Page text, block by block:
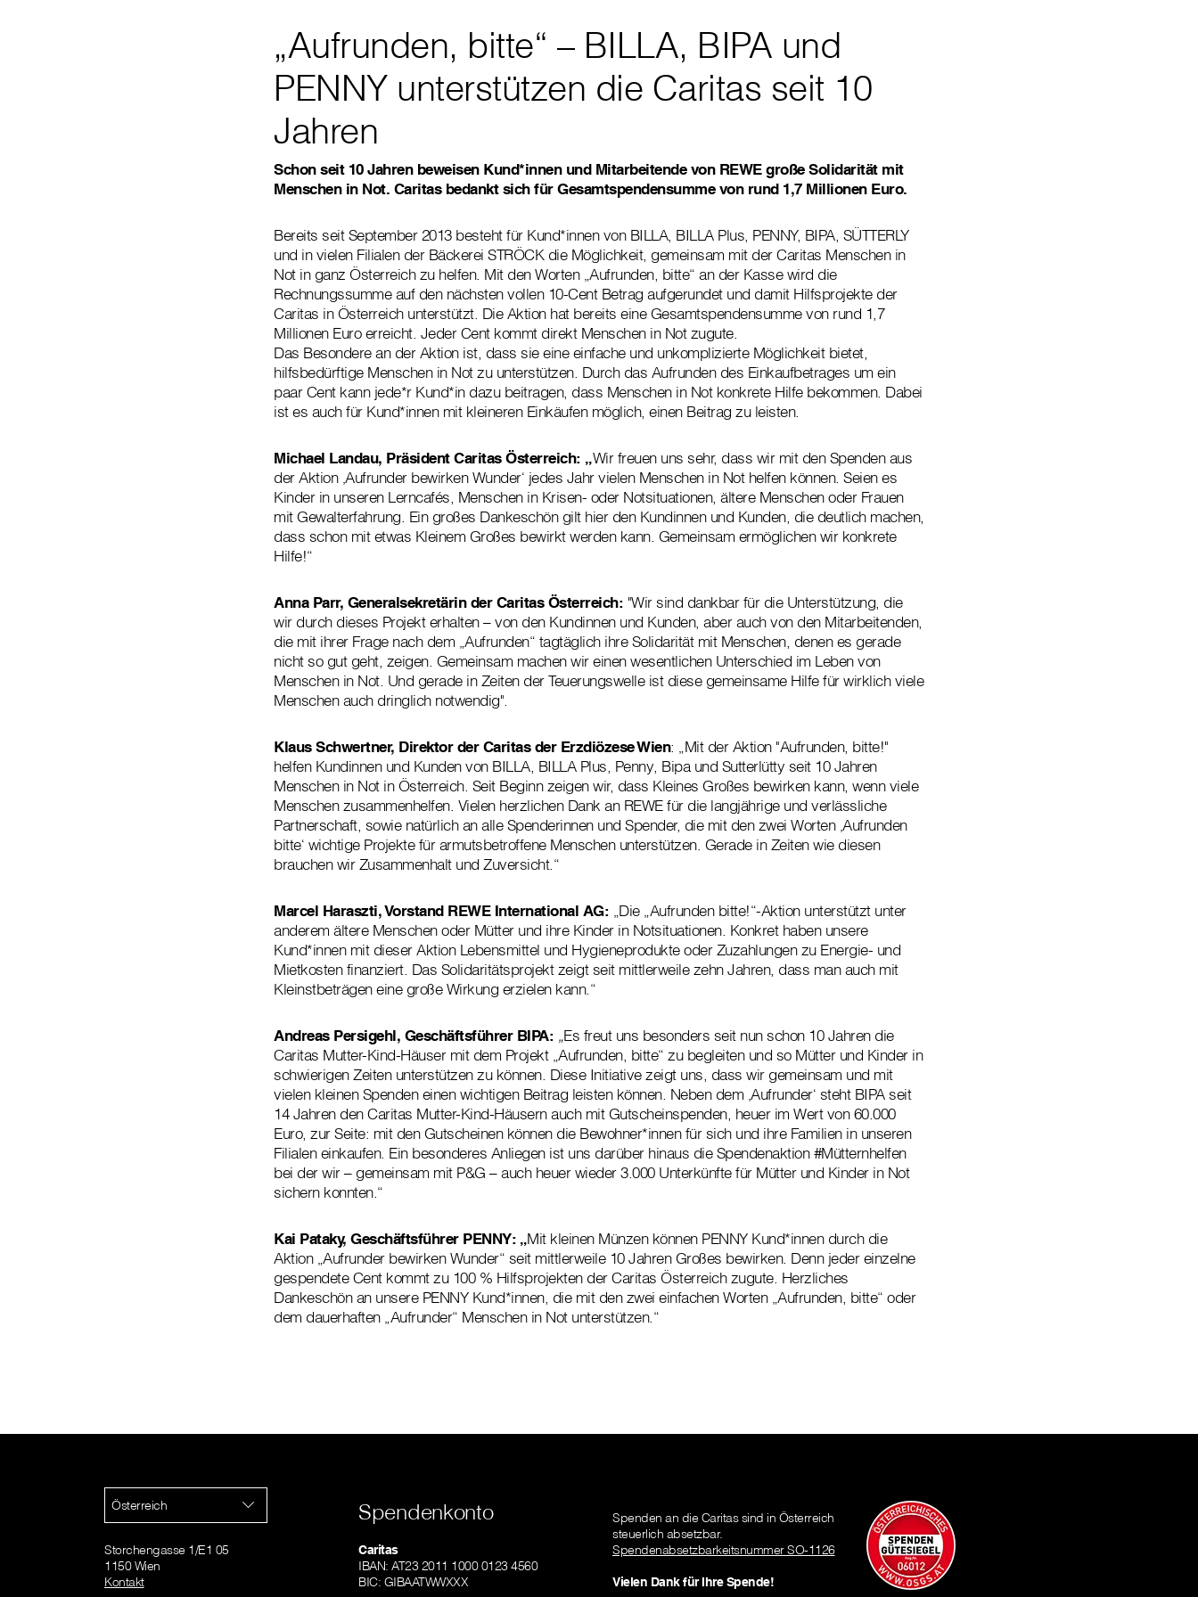
„Aufrunden, bitte“ – BILLA, BIPA und
PENNY unterstützen die Caritas seit 10
Jahren
Schon seit 10 Jahren beweisen Kund*innen und Mitarbeitende von REWE große Solidarität mit
Menschen in Not. Caritas bedankt sich für Gesamtspendensumme von rund 1,7 Millionen Euro.
Bereits seit September 2013 besteht für Kund*innen von BILLA, BILLA Plus, PENNY, BIPA, SÜTTERLY
und in vielen Filialen der Bäckerei STRÖCK die Möglichkeit, gemeinsam mit der Caritas Menschen in
Not in ganz Österreich zu helfen. Mit den Worten „Aufrunden, bitte“ an der Kasse wird die
Rechnungssumme auf den nächsten vollen 10-Cent Betrag aufgerundet und damit Hilfsprojekte der
Caritas in Österreich unterstützt. Die Aktion hat bereits eine Gesamtspendensumme von rund 1,7
Millionen Euro erreicht. Jeder Cent kommt direkt Menschen in Not zugute.
Das Besondere an der Aktion ist, dass sie eine einfache und unkomplizierte Möglichkeit bietet,
hilfsbedürftige Menschen in Not zu unterstützen. Durch das Aufrunden des Einkaufbetrages um ein
paar Cent kann jede*r Kund*in dazu beitragen, dass Menschen in Not konkrete Hilfe bekommen. Dabei
ist es auch für Kund*innen mit kleineren Einkäufen möglich, einen Beitrag zu leisten.
Michael Landau, Präsident Caritas Österreich: „Wir freuen uns sehr, dass wir mit den Spenden aus
der Aktion ‚Aufrunder bewirken Wunder‘ jedes Jahr vielen Menschen in Not helfen können. Seien es
Kinder in unseren Lerncafés, Menschen in Krisen- oder Notsituationen, ältere Menschen oder Frauen
mit Gewalterfahrung. Ein großes Dankeschön gilt hier den Kundinnen und Kunden, die deutlich machen,
dass schon mit etwas Kleinem Großes bewirkt werden kann. Gemeinsam ermöglichen wir konkrete
Hilfe!“
Anna Parr, Generalsekretärin der Caritas Österreich: "Wir sind dankbar für die Unterstützung, die
wir durch dieses Projekt erhalten – von den Kundinnen und Kunden, aber auch von den Mitarbeitenden,
die mit ihrer Frage nach dem „Aufrunden“ tagtäglich ihre Solidarität mit Menschen, denen es gerade
nicht so gut geht, zeigen. Gemeinsam machen wir einen wesentlichen Unterschied im Leben von
Menschen in Not. Und gerade in Zeiten der Teuerungswelle ist diese gemeinsame Hilfe für wirklich viele
Menschen auch dringlich notwendig".
Klaus Schwertner, Direktor der Caritas der Erzdiözese Wien: „Mit der Aktion "Aufrunden, bitte!"
helfen Kundinnen und Kunden von BILLA, BILLA Plus, Penny, Bipa und Sutterlütty seit 10 Jahren
Menschen in Not in Österreich. Seit Beginn zeigen wir, dass Kleines Großes bewirken kann, wenn viele
Menschen zusammenhelfen. Vielen herzlichen Dank an REWE für die langjährige und verlässliche
Partnerschaft, sowie natürlich an alle Spenderinnen und Spender, die mit den zwei Worten ‚Aufrunden
bitte‘ wichtige Projekte für armutsbetroffene Menschen unterstützen. Gerade in Zeiten wie diesen
brauchen wir Zusammenhalt und Zuversicht.“
Marcel Haraszti, Vorstand REWE International AG: „Die „Aufrunden bitte!“-Aktion unterstützt unter
anderem ältere Menschen oder Mütter und ihre Kinder in Notsituationen. Konkret haben unsere
Kund*innen mit dieser Aktion Lebensmittel und Hygieneprodukte oder Zuzahlungen zu Energie- und
Mietkosten finanziert. Das Solidaritätsprojekt zeigt seit mittlerweile zehn Jahren, dass man auch mit
Kleinstbeträgen eine große Wirkung erzielen kann.“
Andreas Persigehl, Geschäftsführer BIPA: „Es freut uns besonders seit nun schon 10 Jahren die
Caritas Mutter-Kind-Häuser mit dem Projekt „Aufrunden, bitte“ zu begleiten und so Mütter und Kinder in
schwierigen Zeiten unterstützen zu können. Diese Initiative zeigt uns, dass wir gemeinsam und mit
vielen kleinen Spenden einen wichtigen Beitrag leisten können. Neben dem ‚Aufrunder‘ steht BIPA seit
14 Jahren den Caritas Mutter-Kind-Häusern auch mit Gutscheinspenden, heuer im Wert von 60.000
Euro, zur Seite: mit den Gutscheinen können die Bewohner*innen für sich und ihre Familien in unseren
Filialen einkaufen. Ein besonderes Anliegen ist uns darüber hinaus die Spendenaktion #Mütternhelfen
bei der wir – gemeinsam mit P&G – auch heuer wieder 3.000 Unterkünfte für Mütter und Kinder in Not
sichern konnten.“
Kai Pataky, Geschäftsführer PENNY: „Mit kleinen Münzen können PENNY Kund*innen durch die
Aktion „Aufrunder bewirken Wunder“ seit mittlerweile 10 Jahren Großes bewirken. Denn jeder einzelne
gespendete Cent kommt zu 100 % Hilfsprojekten der Caritas Österreich zugute. Herzliches
Dankeschön an unsere PENNY Kund*innen, die mit den zwei einfachen Worten „Aufrunden, bitte“ oder
dem dauerhaften „Aufrunder“ Menschen in Not unterstützen.“
Österreich
Storchengasse 1/E1 05
1150 Wien
Kontakt
Spendenkonto
Caritas
IBAN: AT23 2011 1000 0123 4560
BIC: GIBAATWWXXX
Spenden an die Caritas sind in Österreich
steuerlich absetzbar.
Spendenabsetzbarkeitsnummer SO-1126
Vielen Dank für Ihre Spende!